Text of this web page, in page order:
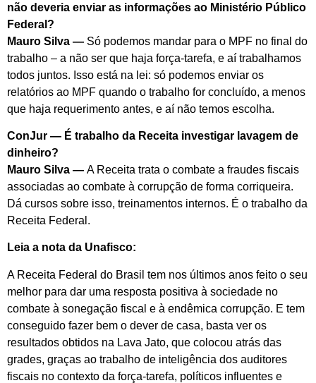
não deveria enviar as informações ao Ministério Público
Federal?
Mauro Silva — Só podemos mandar para o MPF no final do
trabalho – a não ser que haja força-tarefa, e aí trabalhamos
todos juntos. Isso está na lei: só podemos enviar os
relatórios ao MPF quando o trabalho for concluído, a menos
que haja requerimento antes, e aí não temos escolha.
ConJur — É trabalho da Receita investigar lavagem de
dinheiro?
Mauro Silva — A Receita trata o combate a fraudes fiscais
associadas ao combate à corrupção de forma corriqueira.
Dá cursos sobre isso, treinamentos internos. É o trabalho da
Receita Federal.
Leia a nota da Unafisco:
A Receita Federal do Brasil tem nos últimos anos feito o seu
melhor para dar uma resposta positiva à sociedade no
combate à sonegação fiscal e à endêmica corrupção. E tem
conseguido fazer bem o dever de casa, basta ver os
resultados obtidos na Lava Jato, que colocou atrás das
grades, graças ao trabalho de inteligência dos auditores
fiscais no contexto da força-tarefa, políticos influentes e